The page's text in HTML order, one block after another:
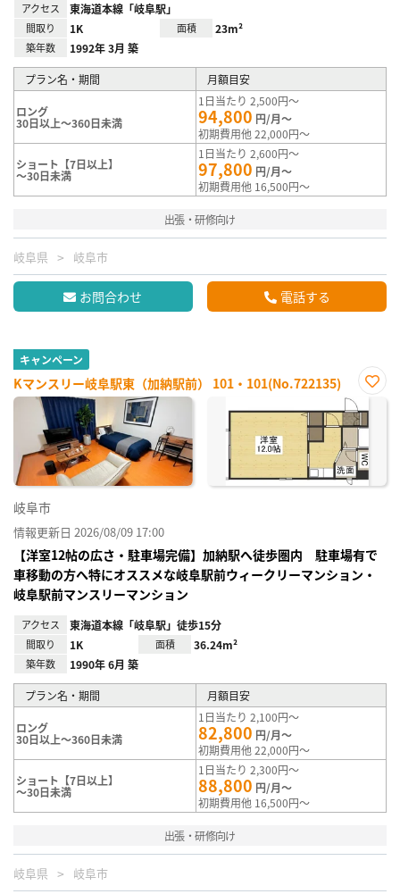
アクセス 東海道本線「岐阜駅」
間取り 1K 面積 23m²
築年数 1992年 3月 築
プラン名・期間 月額目安
ロング
30日以上～360日未満
1日当たり 2,500円～
94,800 円/月～
初期費用他 22,000円～
ショート【7日以上】
～30日未満
1日当たり 2,600円～
97,800 円/月～
初期費用他 16,500円～
出張・研修向け
岐阜県 岐阜市
お問合わせ 電話する
キャンペーン
Kマンスリー岐阜駅東（加納駅前） 101・101(No.722135)
お気
に入
り登
岐阜市
情報更新日 2026/08/09 17:00
【洋室12帖の広さ・駐車場完備】加納駅へ徒歩圏内 駐車場有で
車移動の方へ特にオススメな岐阜駅前ウィークリーマンション・
岐阜駅前マンスリーマンション
アクセス 東海道本線「岐阜駅」徒歩15分
間取り 1K 面積 36.24m²
築年数 1990年 6月 築
プラン名・期間 月額目安
ロング
30日以上～360日未満
1日当たり 2,100円～
82,800 円/月～
初期費用他 22,000円～
ショート【7日以上】
～30日未満
1日当たり 2,300円～
88,800 円/月～
初期費用他 16,500円～
出張・研修向け
岐阜県 岐阜市